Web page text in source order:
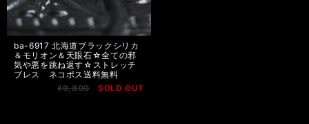
ba-6917 北海道ブラックシリカ
＆モリオン＆天眼石☆全ての邪
気や悪を跳ね返す☆ストレッチ
ブレス ネコポス送料無料
¥9,800
SOLD OUT